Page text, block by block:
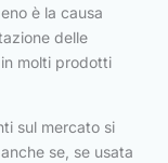
è la causa
delle
molti prodotti
sul mercato si
se, se usata